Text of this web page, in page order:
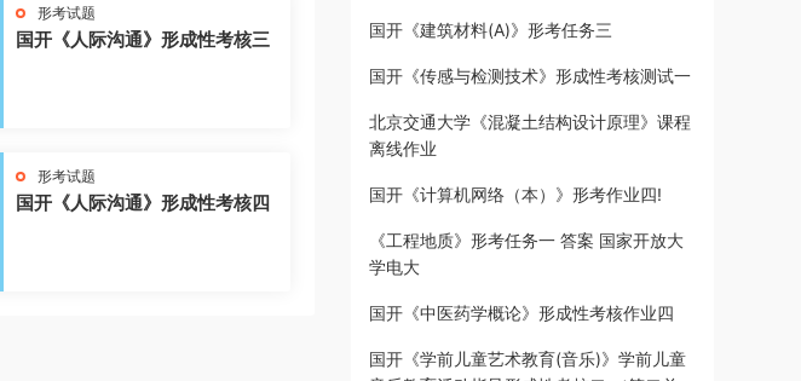
形考试题
国开《人际沟通》形成性考核三
形考试题
国开《人际沟通》形成性考核四
国开《建筑材料(A)》形考任务三
国开《传感与检测技术》形成性考核测试一
北京交通大学《混凝土结构设计原理》课程
离线作业
国开《计算机网络（本）》形考作业四!
《工程地质》形考任务一 答案 国家开放大
学电大
国开《中医药学概论》形成性考核作业四
国开《学前儿童艺术教育(音乐)》学前儿童